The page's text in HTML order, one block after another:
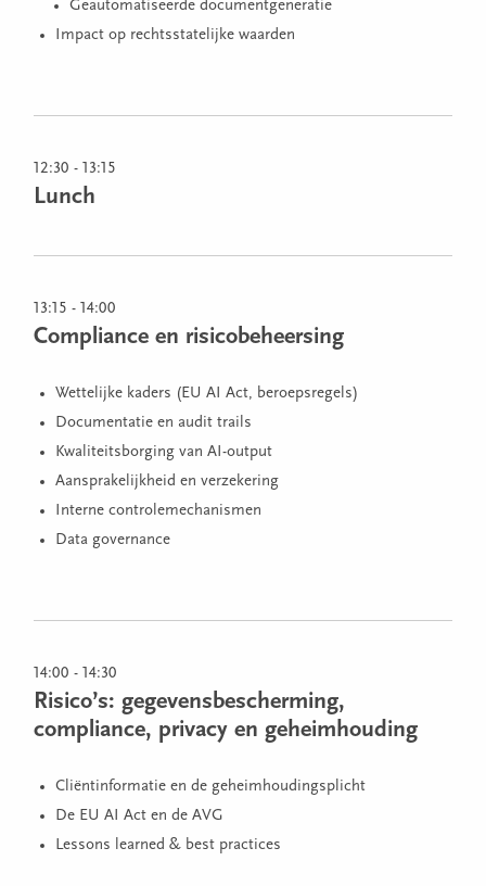
Geautomatiseerde documentgeneratie
Impact op rechtsstatelijke waarden
12:30 - 13:15
Lunch
13:15 - 14:00
Compliance en risicobeheersing
Wettelijke kaders (EU AI Act, beroepsregels)
Documentatie en audit trails
Kwaliteitsborging van AI-output
Aansprakelijkheid en verzekering
Interne controlemechanismen
Data governance
14:00 - 14:30
Risico’s: gegevensbescherming,
compliance, privacy en geheimhouding
Cliëntinformatie en de geheimhoudingsplicht
De EU AI Act en de AVG
Lessons learned & best practices